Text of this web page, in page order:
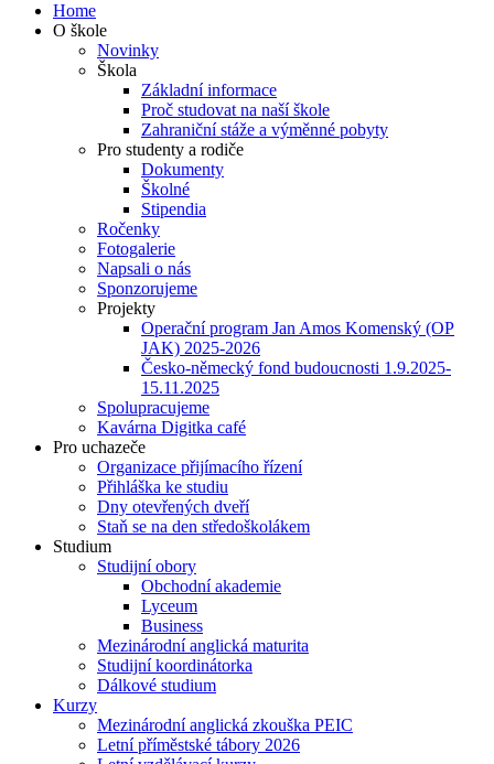
Home
O škole
Novinky
Škola
Základní informace
Proč studovat na naší škole
Zahraniční stáže a výměnné pobyty
Pro studenty a rodiče
Dokumenty
Školné
Stipendia
Ročenky
Fotogalerie
Napsali o nás
Sponzorujeme
Projekty
Operační program Jan Amos Komenský (OP
JAK) 2025-2026
Česko-německý fond budoucnosti 1.9.2025-
15.11.2025
Spolupracujeme
Kavárna Digitka café
Pro uchazeče
Organizace přijímacího řízení
Přihláška ke studiu
Dny otevřených dveří
Staň se na den středoškolákem
Studium
Studijní obory
Obchodní akademie
Lyceum
Business
Mezinárodní anglická maturita
Studijní koordinátorka
Dálkové studium
Kurzy
Mezinárodní anglická zkouška PEIC
Letní příměstské tábory 2026